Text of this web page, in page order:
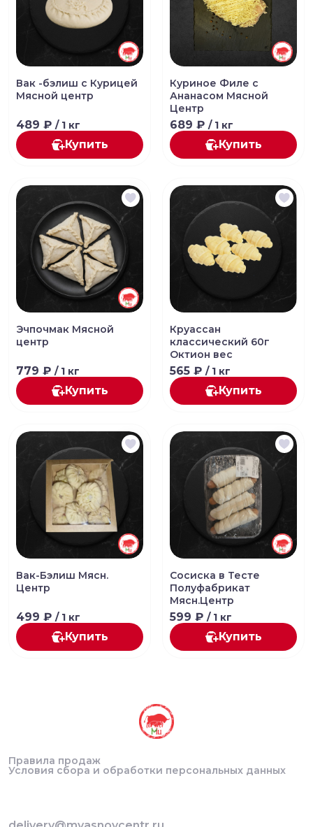
Вак -бэлиш с Курицей
Мясной центр
489 ₽ / 1 кг
Купить
Куриное Филе с
Ананасом Мясной
Центр
689 ₽ / 1 кг
Купить
Эчпочмак Мясной
центр
779 ₽ / 1 кг
Купить
Круассан
классический 60г
Октион вес
565 ₽ / 1 кг
Купить
Вак-Бэлиш Мясн.
Центр
499 ₽ / 1 кг
Купить
Сосиска в Тесте
Полуфабрикат
Мясн.Центр
599 ₽ / 1 кг
Купить
Правила продаж
Условия сбора и обработки персональных данных